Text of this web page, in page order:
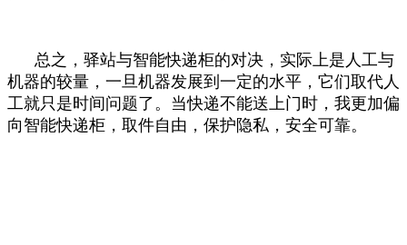
总之，驿站与智能快递柜的对决，实际上是人工与
机器的较量，一旦机器发展到一定的水平，它们取代人
工就只是时间问题了。 当快递不能送上门时，我更加偏
向智能快递柜，取件自由，保护隐私，安全可靠。